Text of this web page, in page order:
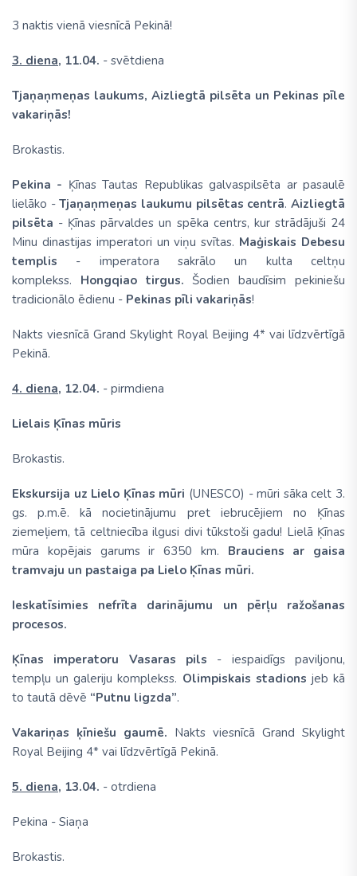
3 naktis vienā viesnīcā Pekinā!
3. diena, 11.04. - svētdiena
Tjaņaņmeņas laukums, Aizliegtā pilsēta un Pekinas pīle
vakariņās!
Brokastis.
Pekina - Ķīnas Tautas Republikas galvaspilsēta ar pasaulē
lielāko - Tjaņaņmeņas laukumu pilsētas centrā. Aizliegtā
pilsēta - Ķīnas pārvaldes un spēka centrs, kur strādājuši 24
Minu dinastijas imperatori un viņu svītas. Maģiskais Debesu
templis
- imperatora sakrālo un kulta celtņu
komplekss.
Hongqiao tirgus. Šodien baudīsim pekiniešu
tradicionālo ēdienu - Pekinas pīli vakariņās!
Nakts viesnīcā Grand Skylight Royal Beijing 4* vai līdzvērtīgā
Pekinā.
4. diena, 12.04. - pirmdiena
Lielais Ķīnas mūris
Brokastis.
Ekskursija uz Lielo Ķīnas mūri (UNESCO) - mūri sāka celt 3.
gs. p.m.ē. kā nocietinājumu pret iebrucējiem no Ķīnas
ziemeļiem, tā celtniecība ilgusi divi tūkstoši gadu! Lielā Ķīnas
mūra kopējais garums ir 6350 km.
Brauciens ar gaisa
tramvaju un pastaiga pa Lielo Ķīnas mūri.
Ieskatīsimies nefrīta darinājumu un pērļu ražošanas
procesos.
Ķīnas imperatoru Vasaras pils
- iespaidīgs paviljonu,
tempļu un galeriju komplekss. Olimpiskais stadions jeb kā
to tautā dēvē “Putnu ligzda”.
Vakariņas ķīniešu gaumē. Nakts viesnīcā Grand Skylight
Royal Beijing 4* vai līdzvērtīgā Pekinā.
5. diena, 13.04. - otrdiena
Pekina - Siaņa
Brokastis.